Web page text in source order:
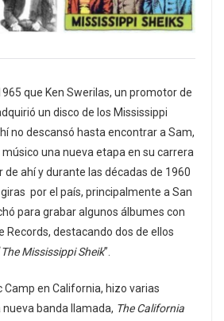
que Ken Swerilas, un promotor de
un disco de los Mississippi
no descansó hasta encontrar a Sam,
una nueva etapa en su carrera
de ahí y durante las décadas de 1960
por el país, principalmente a San
para grabar algunos álbumes con
Records, destacando dos de ellos
The Mississippi Sheik”.
Camp en California, hizo varias
banda llamada, The California